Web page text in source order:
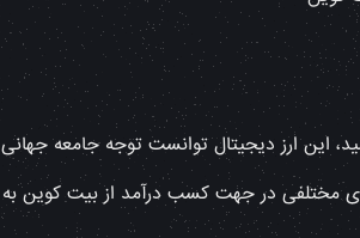
کوین یک جهش داشت و به قیمت ۲۰ هزار دلاری رسید، این ارز دیجیتال توانست توجه جامعه جهانی
مختلفی در جهت کسب درآمد از بیت کوین به